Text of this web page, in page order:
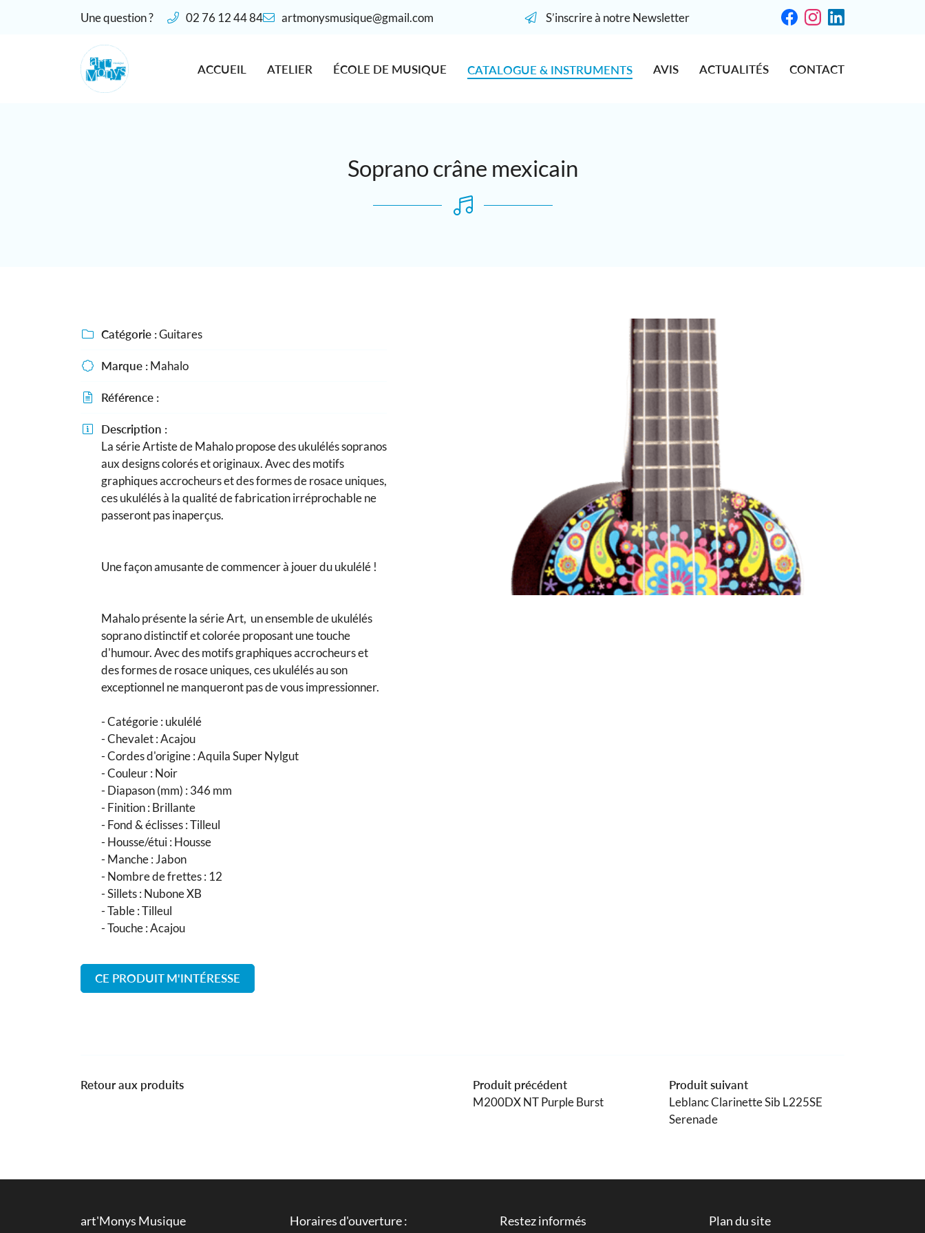
Une question ? 02 76 12 44 84 S’inscrire à notre Newsletter
ACCUEIL ATELIER ÉCOLE DE MUSIQUE CATALOGUE & INSTRUMENTS AVIS ACTUALITÉS CONTACT
27190 Conches-en-Ouche
02 76 12 44 84
l'adresse email indiqué ci-dessus. Vous pouvez vous désinscrire à tout moment en
INSCRIPTION
Soprano crâne mexicain
 Catégorie :Guitares
 Marque :Mahalo
 Référence :

Description :
La série Artiste de Mahalo propose des ukulélés sopranos
aux designs colorés et originaux. Avec des motifs
graphiques accrocheurs et des formes de rosace uniques,
ces ukulélés à la qualité de fabrication irréprochable ne
passeront pas inaperçus.
Une façon amusante de commencer à jouer du ukulélé !
Mahalo présente la série Art, un ensemble de ukulélés
soprano distinctif et colorée proposant une touche
d'humour. Avec des motifs graphiques accrocheurs et
des formes de rosace uniques, ces ukulélés au son
exceptionnel ne manqueront pas de vous impressionner.
- Catégorie : ukulélé
- Chevalet : Acajou
- Cordes d'origine : Aquila Super Nylgut
- Couleur : Noir
- Diapason (mm) : 346 mm
- Finition : Brillante
- Fond & éclisses : Tilleul
- Housse/étui : Housse
- Manche : Jabon
- Nombre de frettes : 12
- Sillets : Nubone XB
- Table : Tilleul
- Touche : Acajou
CE PRODUIT M'INTÉRESSE
Retour aux produits
Produit précédent
M200DX NT Purple Burst
Produit suivant
Leblanc Clarinette Sib L225SE
Serenade
art'Monys Musique Horaires d'ouverture : Restez informés Plan du site